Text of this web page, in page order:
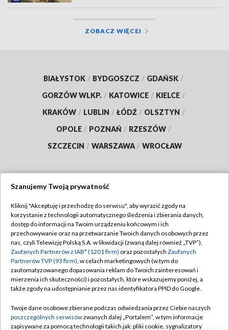
ZOBACZ WIĘCEJ
BIAŁYSTOK / BYDGOSZCZ / GDAŃSK /
GORZÓW WLKP. / KATOWICE / KIELCE /
KRAKÓW / LUBLIN / ŁÓDŹ / OLSZTYN /
OPOLE / POZNAŃ / RZESZÓW /
SZCZECIN / WARSZAWA / WROCŁAW
TVP
Abonament TVP
Emisja w TVP
Centrum informacji TVP
Naziemna Telewizja Cyfrowa
Rada Programowa
Regulamin TVP
Polityka prywatności
Moje zgody
Pomoc
Kontakt
Szanujemy Twoją prywatność
Kliknij "Akceptuję i przechodzę do serwisu", aby wyrazić zgody na
korzystanie z technologii automatycznego śledzenia i zbierania danych,
dostęp do informacji na Twoim urządzeniu końcowym i ich
przechowywanie oraz na przetwarzanie Twoich danych osobowych przez
nas, czyli Telewizję Polską S.A. w likwidacji (zwaną dalej również „TVP”),
Zaufanych Partnerów z IAB* (1201 firm) oraz pozostałych Zaufanych
Partnerów TVP (93 firm), w celach marketingowych (w tym do
zautomatyzowanego dopasowania reklam do Twoich zainteresowań i
mierzenia ich skuteczności) i pozostałych, które wskazujemy poniżej, a
także zgody na udostępnianie przez nas identyfikatora PPID do Google.
Twoje dane osobowe zbierane podczas odwiedzania przez Ciebie naszych
poszczególnych serwisówzwanych dalej „Portalem”, w tym informacje
zapisywane za pomocą technologii takich jak: pliki cookie, sygnalizatory